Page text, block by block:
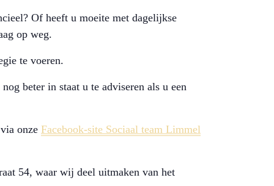
Of heeft u moeite met dagelijkse
op weg.
te voeren.
beter in staat u te adviseren als u een
onze Facebook-site Sociaal team Limmel
54, waar wij deel uitmaken van het